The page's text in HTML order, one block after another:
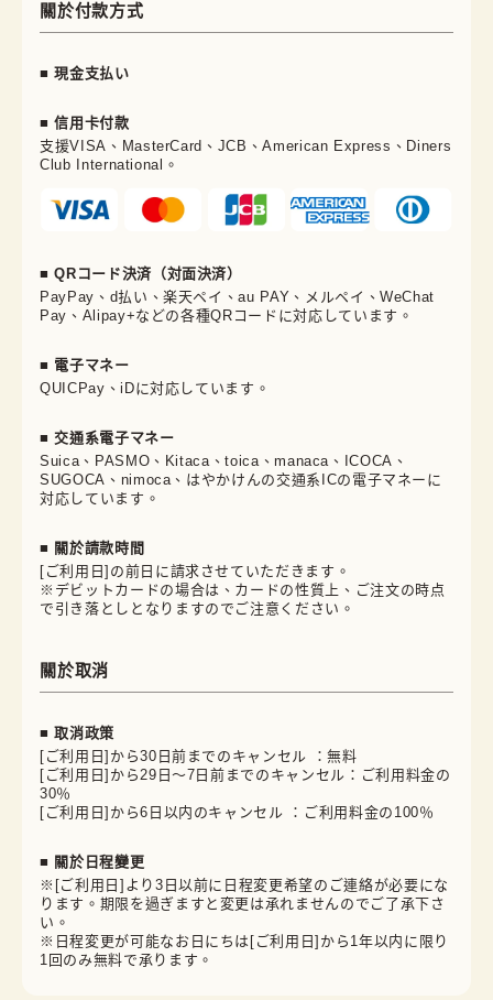
關於付款方式
■ 現金支払い
■ 信用卡付款
支援VISA、MasterCard、JCB、American Express、Diners
Club International。
■ QRコード決済（対面決済）
PayPay、d払い、楽天ペイ、au PAY、メルペイ、WeChat
Pay、Alipay+などの各種QRコードに対応しています。
■ 電子マネー
QUICPay、iDに対応しています。
■ 交通系電子マネー
Suica、PASMO、Kitaca、toica、manaca、ICOCA、
SUGOCA、nimoca、はやかけんの交通系ICの電子マネーに
対応しています。
■ 關於請款時間
[ご利用日]の前日に請求させていただきます。
※デビットカードの場合は、カードの性質上、ご注文の時点
で引き落としとなりますのでご注意ください。
關於取消
■ 取消政策
[ご利用日]から30日前までのキャンセル ：無料
[ご利用日]から29日～7日前までのキャンセル：ご利用料金の
30％
[ご利用日]から6日以内のキャンセル ：ご利用料金の100％
■ 關於日程變更
※[ご利用日]より3日以前に日程変更希望のご連絡が必要にな
ります。期限を過ぎますと変更は承れませんのでご了承下さ
い。
※日程変更が可能なお日にちは[ご利用日]から1年以内に限り
1回のみ無料で承ります。